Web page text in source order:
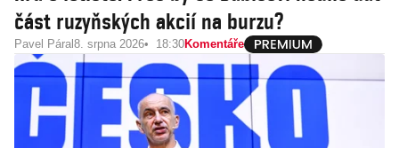
část ruzyňských akcií na burzu?
Pavel Páral 8. srpna 2026 18:30Komentáře